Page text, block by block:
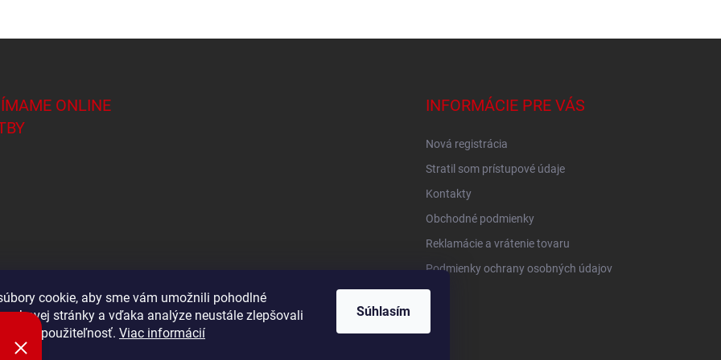
cookie, aby sme vám umožnili pohodlné
stránky a vďaka analýze neustále zlepšovali
a použiteľnosť. Viac informácií
Súhlasím
ONLINE
INFORMÁCIE PRE VÁS
Nová registrácia
Stratil som prístupové údaje
Kontakty
Obchodné podmienky
Reklamácie a vrátenie tovaru
Podmienky ochrany osobných údajov
Shoptet.sk